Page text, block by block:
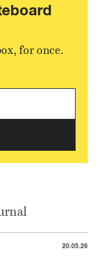
for once.
20.05.26